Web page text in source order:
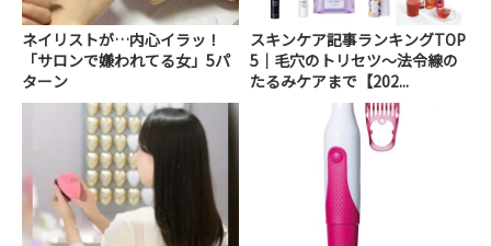
ネイリストが…内心イラッ！
「サロンで嫌われてる女」5パ
ターン
スキンケア記事ランキングTOP
5｜毛穴のトリセツ〜法令線の
たるみケアまで【202...